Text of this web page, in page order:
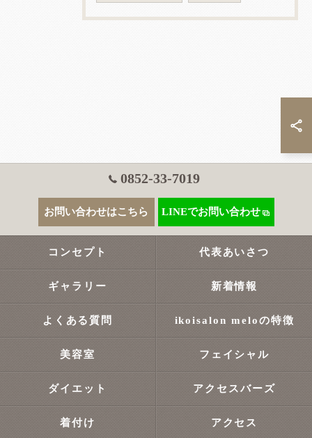
0852-33-7019
お問い合わせはこちら LINEでお問い合わせ
コンセプト 代表あいさつ
ギャラリー 新着情報
よくある質問 ikoisalon meloの特徴
美容室 フェイシャル
ダイエット アクセスバーズ
着付け アクセス